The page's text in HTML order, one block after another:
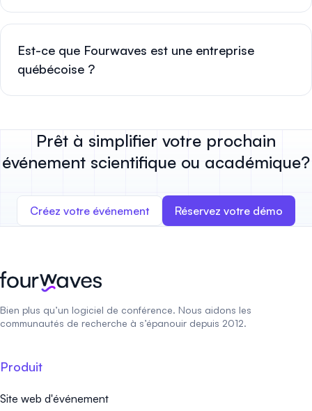
Est-ce que Fourwaves est une entreprise
québécoise ?
Prêt à simplifier votre prochain
événement scientifique ou académique?
Créez votre événement Réservez votre démo
Bien plus qu’un logiciel de conférence. Nous aidons les
communautés de recherche à s’épanouir depuis 2012.
Produit
Site web d'événement